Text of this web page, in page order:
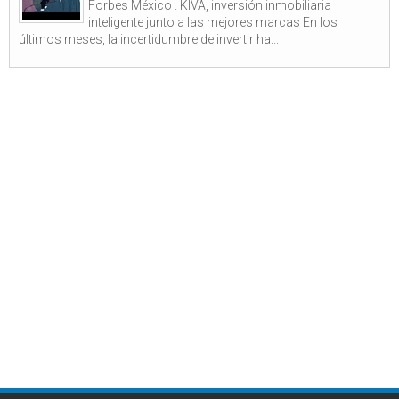
Forbes México . KIVA, inversión inmobiliaria
inteligente junto a las mejores marcas En los
últimos meses, la incertidumbre de invertir ha...